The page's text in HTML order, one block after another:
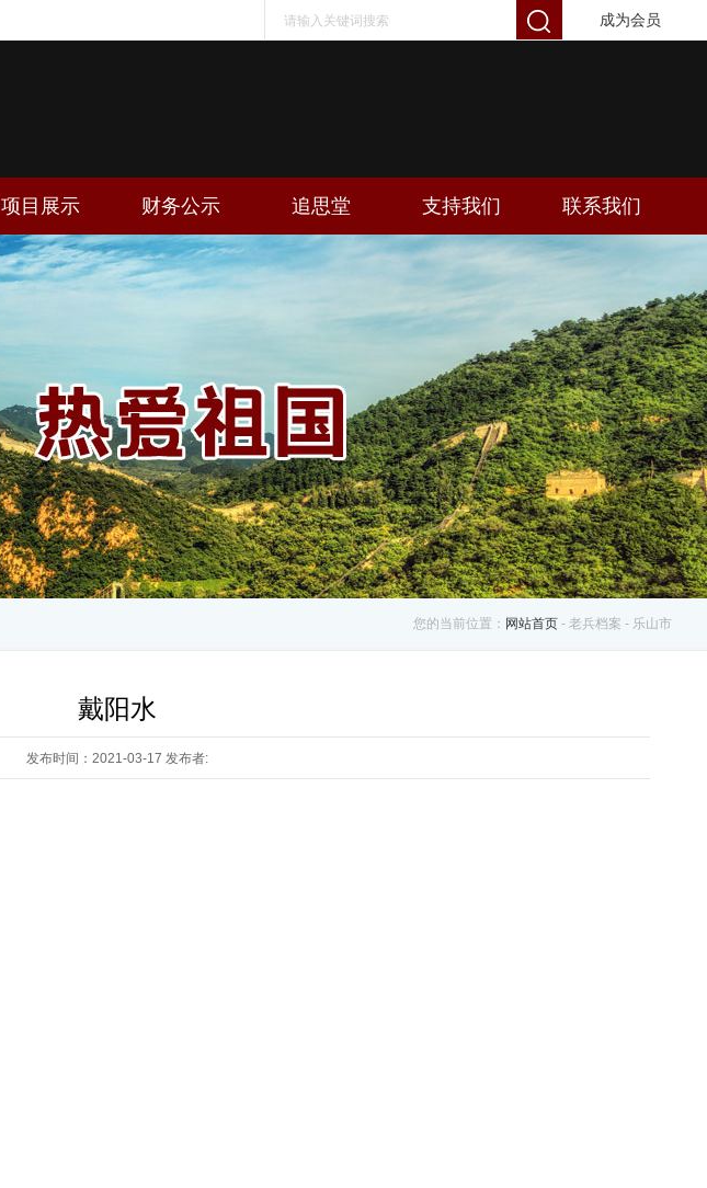
成为会员
项目展示 财务公示 追思堂 支持我们 联系我们
您的当前位置： 网站首页 - 老兵档案 - 乐山市
戴阳水
发布时间：2021-03-17 发布者: